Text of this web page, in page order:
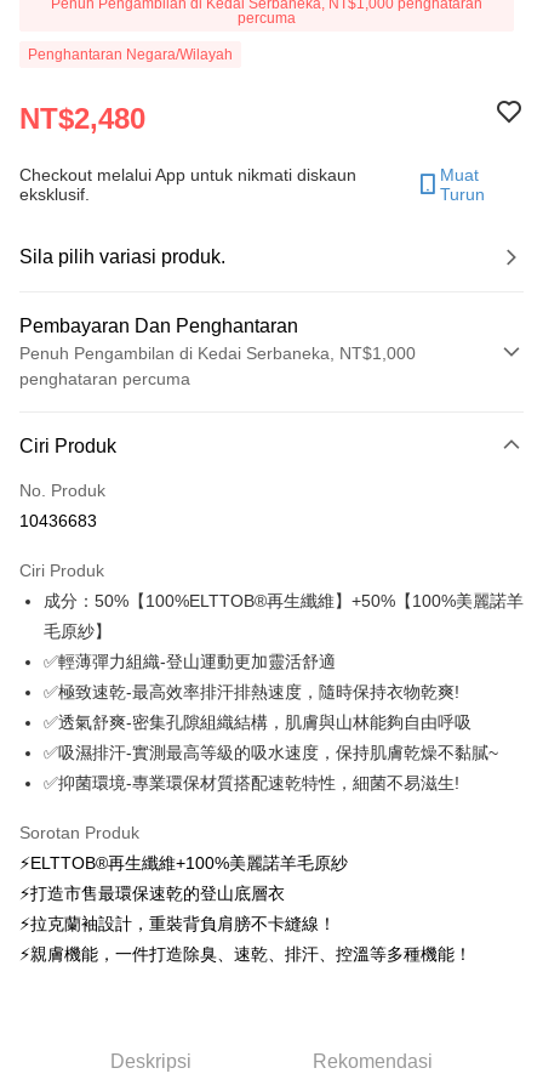
Penuh Pengambilan di Kedai Serbaneka, NT$1,000 penghataran
percuma
Penghantaran Negara/Wilayah
NT$2,480
Checkout melalui App untuk nikmati diskaun
eksklusif.
Muat
Turun
Sila pilih variasi produk.
Pembayaran Dan Penghantaran
Penuh Pengambilan di Kedai Serbaneka, NT$1,000
penghataran percuma
Kad Kredit (Bayaran Penuh)
Ansuran Kad Kredit
Taiwan Cooperative Bank
Hua Nan Commercial
Bank
Chang Hwa Commercial
The Shanghai
Commercial & Savings
Bank
Bank Komersial Taipei
Fubon
Bank Cathay United
Mega International
Commercial Bank
Taiwan Business Bank
Taichung Commercial
HSBC Bank (Taiwan)
Limited
Union Bank of Taiwan
Far Eastern International
Yuanta Commercial Bank
Bank SinoPac
Bank Komersial E.SUN
DBS Bank
Rakuten Taiwan
6 ansuran pada kadar faedah 0,
ansuran
21 Bank
Taiwan Cooperative Bank
Hua Nan Commercial Bank
Chang Hwa Commercial Bank
The Shanghai Commercial &
Savings Bank
Bank Komersial Taipei Fubon
Bank Cathay United
Mega International Commercial
Bank
Taiwan Business Bank
Taichung Commercial Bank
Yuanta Commercial Bank
Bank SinoPac
Bank Komersial E.SUN
Bank Antarabangsa Taishin
Bank CTBC
Syarikat Kad Kredit Rakuten
12 ansuran pada kadar faedah 0,
Hua Nan Commercial
Bank
Chang Hwa Commercial
Bank
The Shanghai
Commercial & Savings
Bank Komersial Taipei
Fubon
Bank Cathay United
Commercial Bank
Taiwan Business Bank
Taichung Commercial
HSBC Bank (Taiwan)
Limited
Hwatai Bank
Bank Komersial E.SUN
DBS Bank
24 ansuran pada kadar faedah 0,NT$103
ansuran
20 Bank
Taiwan Cooperative Bank
Bank Komersial Pertama
The Shanghai Commercial &
Bank Komersial Taipei Fubon
Bank
Taichung Commercial Bank
Hwatai Bank
Union Bank of Taiwan
Far Eastern International Bank
Yuanta Commercial Bank
Taiwan
Pengambilan di Kedai Serbaneka
LINE Pay
Apple Pay
Easy Wallet
OP Pay Later
Deskripsi
pengguna Taiwan Mobile tanpa memerlukan permohonan tambahan.
Pertama, Mengenai Perkhidmatan AFTEE Beli Sekarang Bayar Kemudian
Ciri Produk
No. Produk
10436683
Ciri Produk
成分：50%【100%ELTTOB®再生纖維】+50%【100%美麗諾羊
毛原紗】
✅輕薄彈力組織-登山運動更加靈活舒適
✅極致速乾-最高效率排汗排熱速度，隨時保持衣物乾爽!
✅透氣舒爽-密集孔隙組織結構，肌膚與山林能夠自由呼吸
✅吸濕排汗-實測最高等級的吸水速度，保持肌膚乾燥不黏膩~
✅抑菌環境-專業環保材質搭配速乾特性，細菌不易滋生!
Sorotan Produk
⚡ELTTOB®再生纖維+100%美麗諾羊毛原紗
⚡打造市售最環保速乾的登山底層衣
⚡拉克蘭袖設計，重裝背負肩膀不卡縫線！
⚡親膚機能，一件打造除臭、速乾、排汗、控溫等多種機能！
Deskripsi Rekomendasi